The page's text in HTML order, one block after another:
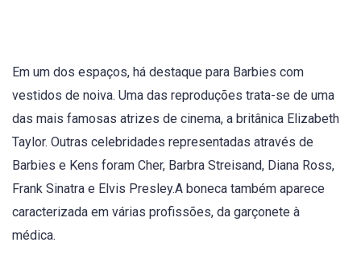
Em um dos espaços, há destaque para Barbies com
vestidos de noiva. Uma das reproduções trata-se de uma
das mais famosas atrizes de cinema, a britânica Elizabeth
Taylor. Outras celebridades representadas através de
Barbies e Kens foram Cher, Barbra Streisand, Diana Ross,
Frank Sinatra e Elvis Presley.A boneca também aparece
caracterizada em várias profissões, da garçonete à
médica.